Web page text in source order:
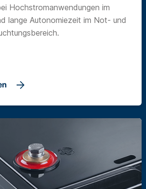
Hochstromanwendungen im
lange Autonomiezeit im Not- und